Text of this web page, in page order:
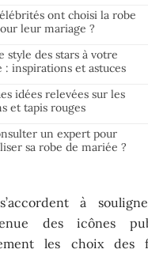
ont choisi la robe
leur mariage ?
style des stars à votre
: inspirations et astuces
idées relevées sur les
et tapis rouges
un expert pour
sa robe de mariée ?
à
des icônes
les choix des